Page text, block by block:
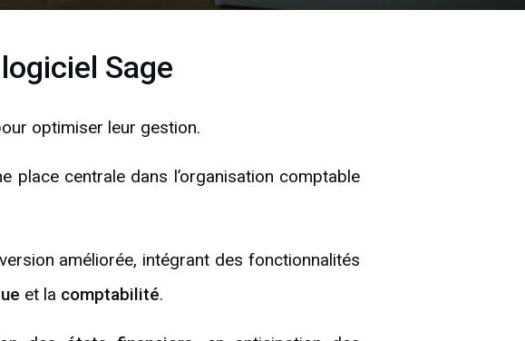
Sage
optimiser leur gestion.
place centrale dans l’organisation comptable
améliorée, intégrant des fonctionnalités
et la comptabilité.